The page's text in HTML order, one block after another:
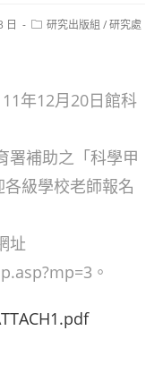
日
Post研究出版組 /研究處
年12月20日館科
署補助之「科學甲
級學校老師報名
址
。